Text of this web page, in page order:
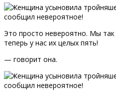
Это просто невероятно. Мы
теперь у нас их целых пять!
— говорит она.